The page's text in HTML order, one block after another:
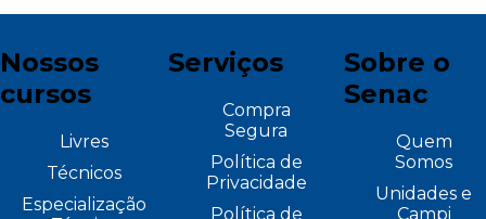
Nossos
cursos
Livres
Técnicos
Especialização
Serviços
Compra
Segura
Política de
Privacidade
Política de
Sobre o
Senac
Quem
Somos
Unidades e
Campi